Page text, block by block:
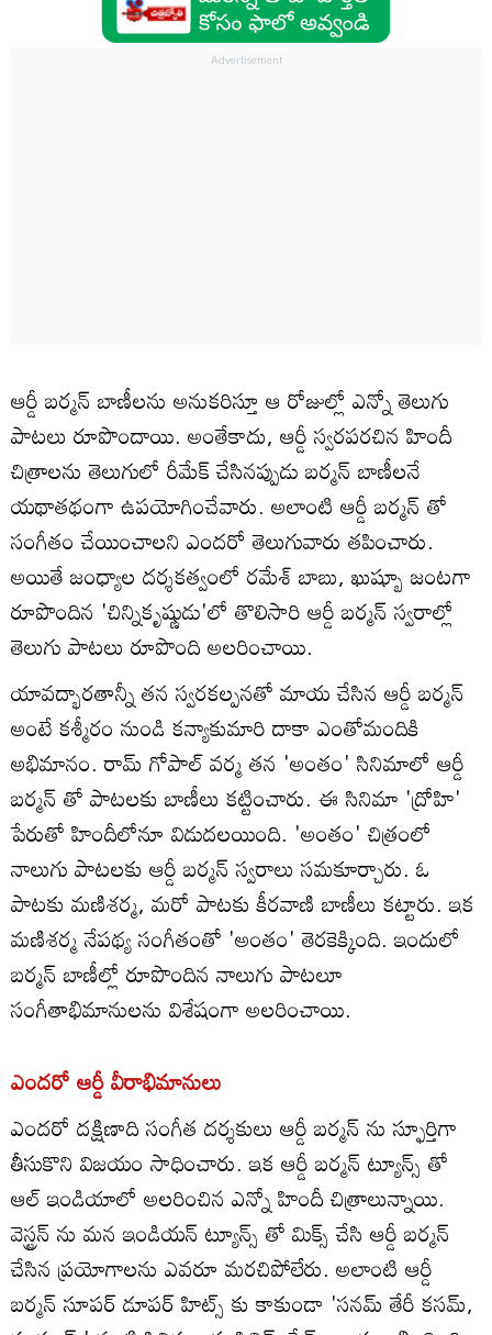
ఆర్డీ బర్మన్ బాణీలను అనుకరిస్తూ ఆ రోజుల్లో ఎన్నో తెలుగు
పాటలు రూపొందాయి. అంతేకాదు, ఆర్డీ స్వరపరచిన హిందీ
చిత్రాలను తెలుగులో రీమేక్ చేసినప్పుడు బర్మన్ బాణీలనే
యథాతథంగా ఉపయోగించేవారు. అలాంటి ఆర్డీ బర్మన్ తో
సంగీతం చేయించాలని ఎందరో తెలుగువారు తపించారు.
అయితే జంధ్యాల దర్శకత్వంలో రమేశ్ బాబు, ఖుష్బూ జంటగా
రూపొందిన 'చిన్నికృష్ణుడు'లో తొలిసారి ఆర్డీ బర్మన్ స్వరాల్లో
తెలుగు పాటలు రూపొంది అలరించాయి.
యావద్భారతాన్నీ తన స్వరకల్పనతో మాయ చేసిన ఆర్డీ బర్మన్
అంటే కశ్మీరం నుండి కన్యాకుమారి దాకా ఎంతోమందికి
అభిమానం. రామ్ గోపాల్ వర్మ తన 'అంతం' సినిమాలో ఆర్డీ
బర్మన్ తో పాటలకు బాణీలు కట్టించారు. ఈ సినిమా 'ద్రోహి'
పేరుతో హిందీలోనూ విడుదలయింది. 'అంతం' చిత్రంలో
నాలుగు పాటలకు ఆర్డీ బర్మన్ స్వరాలు సమకూర్చారు. ఓ
పాటకు మణిశర్మ, మరో పాటకు కీరవాణి బాణీలు కట్టారు. ఇక
మణిశర్మ నేపథ్య సంగీతంతో 'అంతం' తెరకెక్కింది. ఇందులో
బర్మన్ బాణీల్లో రూపొందిన నాలుగు పాటలూ
సంగీతాభిమానులను విశేషంగా అలరించాయి.
ఎందరో ఆర్డీ వీరాభిమానులు
ఎందరో దక్షిణాది సంగీత దర్శకులు ఆర్డీ బర్మన్ ను స్ఫూర్తిగా
తీసుకొని విజయం సాధించారు. ఇక ఆర్డీ బర్మన్ ట్యూన్స్ తో
ఆల్ ఇండియాలో అలరించిన ఎన్నో హిందీ చిత్రాలున్నాయి.
వెస్ట్రన్ ను మన ఇండియన్ ట్యూన్స్ తో మిక్స్ చేసి ఆర్డీ బర్మన్
చేసిన ప్రయోగాలను ఎవరూ మరచిపోలేరు. అలాంటి ఆర్డీ
బర్మన్ సూపర్ డూపర్ హిట్స్ కు కాకుండా 'సనమ్ తేరీ కసమ్,